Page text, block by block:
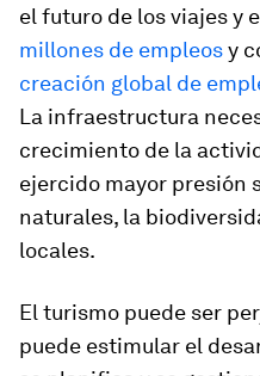
el futuro de los viajes y
millones de empleosy
creación global de
La infraestructura
crecimiento de la
ejercido mayor presión
naturales, la
locales.
El turismo puede ser
puede estimular el